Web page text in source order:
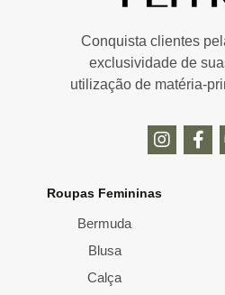
Conquista clientes
exclusividade de
utilização de matéria-
Roupas Femininas
Bermuda
Blusa
Calça